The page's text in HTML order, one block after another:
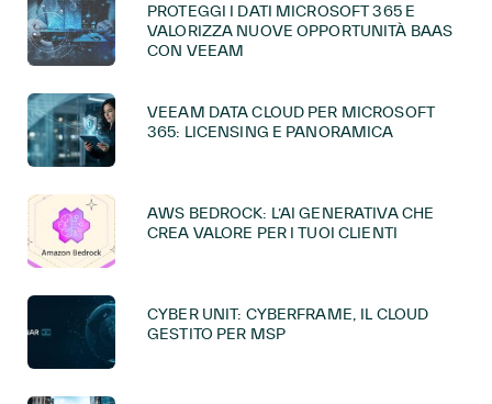
PROTEGGI I DATI MICROSOFT 365 E
VALORIZZA NUOVE OPPORTUNITÀ BAAS
CON VEEAM
VEEAM DATA CLOUD PER MICROSOFT
365: LICENSING E PANORAMICA
AWS BEDROCK: L’AI GENERATIVA CHE
CREA VALORE PER I TUOI CLIENTI
CYBER UNIT: CYBERFRAME, IL CLOUD
GESTITO PER MSP